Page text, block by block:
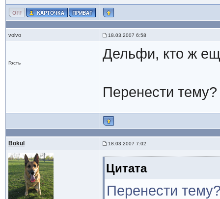
volvo 18.03.2007 6:58
Гость
Дельфи, кто ж
Перенести тему?
Bokul 18.03.2007 7:02
Цитата
Перенести